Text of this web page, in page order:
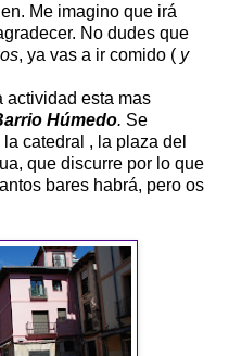
Me imagino que irá
No dudes que
, ya vas a ir comido ( y
actividad esta mas
Húmedo. Se
catedral , la plaza del
que discurre por lo que
bares habrá, pero os